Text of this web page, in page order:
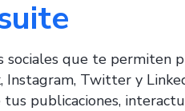
sociales que te permiten
Instagram, Twitter y
publicaciones,